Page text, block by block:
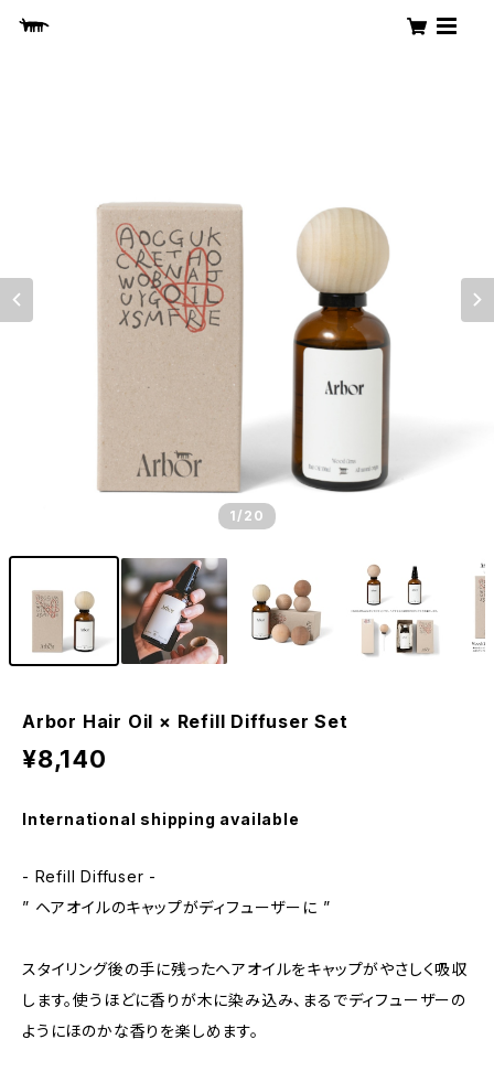
1 /20
Arbor Hair Oil × Refill Diffuser Set
¥8,140
International shipping available
- Refill Diffuser -
” ヘアオイルのキャップがディフューザーに ”
スタイリング後の手に残ったヘアオイルをキャップがやさしく吸収
します。使うほどに香りが木に染み込み、まるでディフューザーの
ようにほのかな香りを楽しめます。